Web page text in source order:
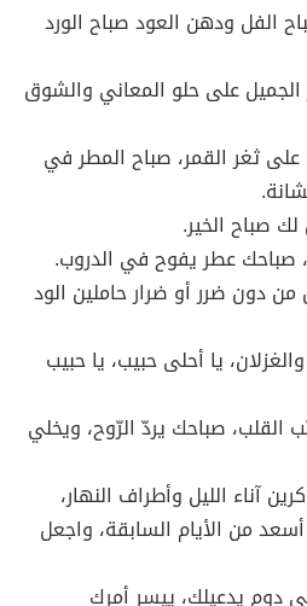
الفل ودهن العود صباح الورد
الجميل على حلو المعاني والشوق
ثغر القمر، صباح المطر في
صباح الخير.
صباحك عطر يفوح في الدروب.
من دون ضرر أو ضرار حاملين الود
يا أحلى حبيب، يا حبيب
القلب، صباحك يردّ الرّوح، ويخلي
آناء الليل وأطراف النهار،
من الأيام السابقة، واجعل
دوم يدعيلك، ييسر أمرك